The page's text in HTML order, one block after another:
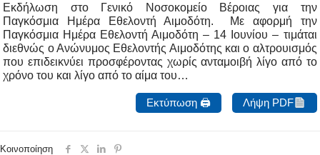
Εκδήλωση στο Γενικό Νοσοκομείο Βέροιας για την
Παγκόσμια Ημέρα Εθελοντή Αιμοδότη. Με αφορμή την
Παγκόσμια Ημέρα Εθελοντή Αιμοδότη – 14 Ιουνίου – τιμάται
διεθνώς ο Ανώνυμος Εθελοντής Αιμοδότης και ο αλτρουισμός
που επιδεικνύει προσφέροντας χωρίς ανταμοιβή λίγο από το
χρόνο του και λίγο από το αίμα του…
Εκτύπωση 🖨 Λήψη PDF
Κοινοποίηση